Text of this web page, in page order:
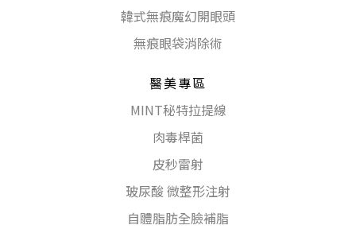
韓式無痕魔幻開眼頭
無痕眼袋消除術
醫美專區
MINT秘特拉提線
肉毒桿菌
皮秒雷射
玻尿酸 微整形注射
自體脂肪全臉補脂